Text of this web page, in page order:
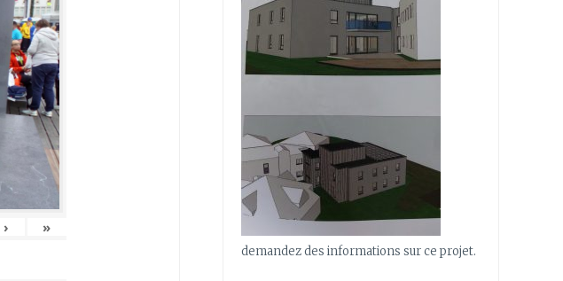
› »
demandez des informations sur ce projet.